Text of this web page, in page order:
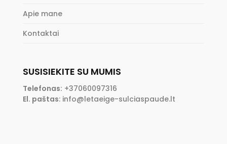
Apie mane
Kontaktai
SUSISIEKITE SU MUMIS
Telefonas: +37060097316
El. paštas: info@letaeige-sulciaspaude.lt